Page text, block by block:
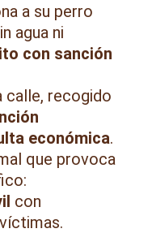
a su perro
agua ni
con sanción
calle, recogido
económica.
que provoca
con